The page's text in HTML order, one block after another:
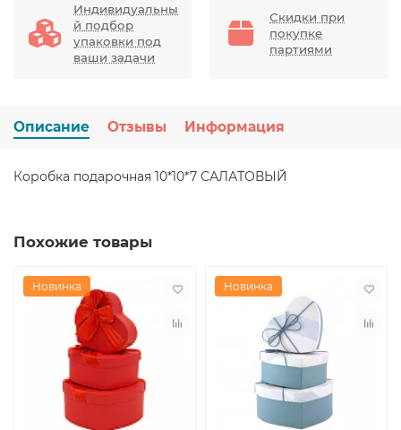
Индивидуальны
й подбор
упаковки под
ваши задачи
Скидки при
покупке
партиями
Описание Отзывы Информация
Коробка подарочная 10*10*7 САЛАТОВЫЙ
Похожие товары
Новинка Новинка